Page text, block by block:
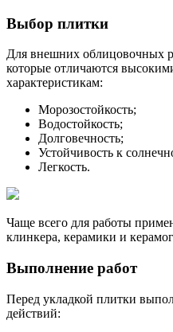
Выбор плитки
Для внешних облицовочных
которые отличаются
характеристикам:
Морозостойкость;
Водостойкость;
Долговечность;
Устойчивость к
Легкость.
Чаще всего для работы
клинкера, керамики и
Выполнение работ
Перед укладкой плитки
действий: